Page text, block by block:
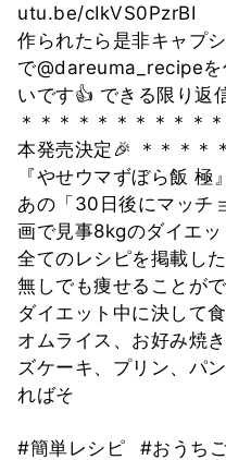
utu.be/cIkVS0PzrBI
作られたら是非キャプ
で@dareuma_recipeを
いです👍 できる限り返
＊＊＊＊＊＊＊＊＊＊
本発売決定🎉 ＊＊＊＊
『やせウマずぼら飯 極』
あの「30日後にマッチ
画で見事8kgのダイエ
全てのレシピを掲載し
無しでも痩せることが
ダイエット中に決して
オムライス、お好み焼
ズケーキ、プリン、パ
ればそ
#簡単レシピ #おうち